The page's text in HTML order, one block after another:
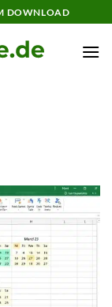
DOWNLOAD